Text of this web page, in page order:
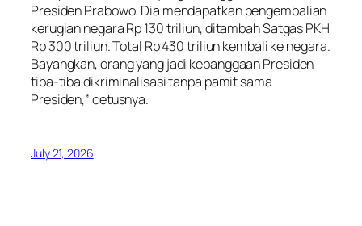
Presiden Prabowo. Dia mendapatkan pengembalian
kerugian negara Rp 130 triliun, ditambah Satgas PKH
Rp 300 triliun. Total Rp 430 triliun kembali ke negara.
Bayangkan, orang yang jadi kebanggaan Presiden
tiba-tiba dikriminalisasi tanpa pamit sama
Presiden,” cetusnya.
July 21, 2026